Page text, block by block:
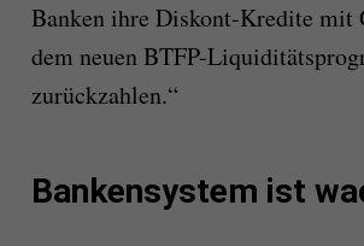
Banken ihre Diskont-Kredite mit
dem neuen BTFP-
zurückzahlen.“
Bankensystem ist